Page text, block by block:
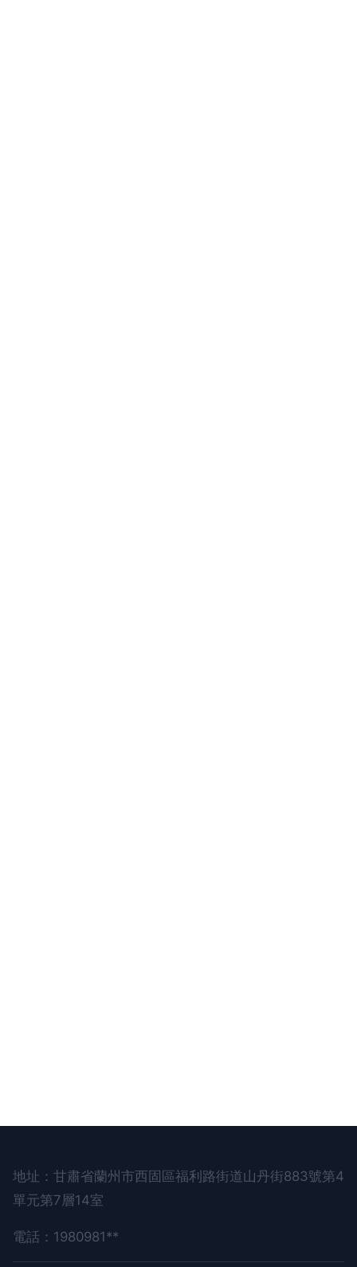
地址：甘肅省蘭州市西固區福利路街道山丹街883號第4
單元第7層14室
電話：1980981**